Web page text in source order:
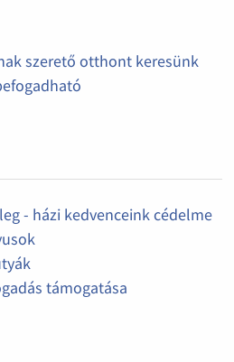
szerető otthont keresünk
- házi kedvenceink cédelme
támogatása